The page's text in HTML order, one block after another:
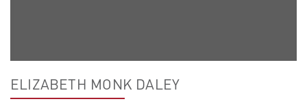
ELIZABETH MONK DALEY